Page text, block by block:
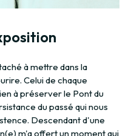
à mettre dans la
Celui de chaque
à préserver le Pont du
du passé qui nous
Descendant d'une
m'a offert un moment qui